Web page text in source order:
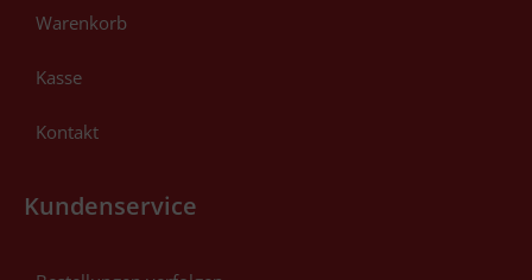
Warenkorb
Kasse
Kontakt
Kundenservice